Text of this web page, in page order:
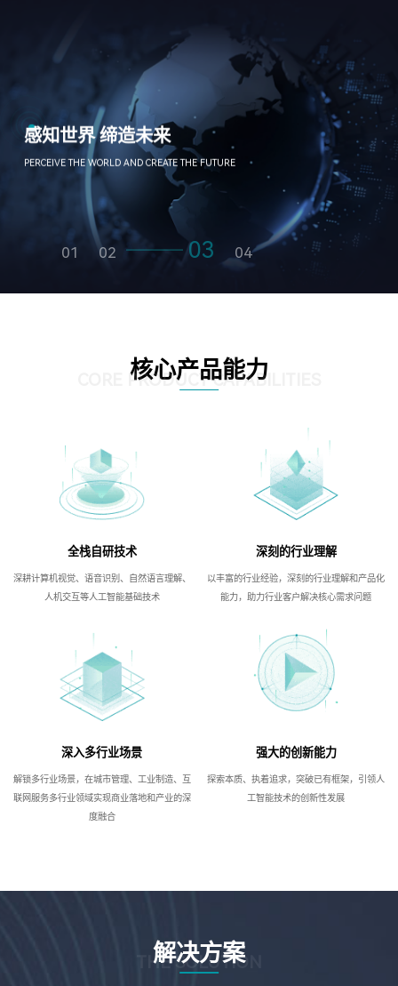
工匠精神+创新精神
双轮驱动 聚焦“智”造
硬科技 创未来
01 02 03 04
核心产品能力
CORE PRODUCT CAPABILITIES
全栈自研技术
深耕计算机视觉、语音识别、自然语言理解、
人机交互等人工智能基础技术
深刻的行业理解
以丰富的行业经验，深刻的行业理解和产品化
能力，助力行业客户解决核心需求问题
深入多行业场景
解锁多行业场景，在城市管理、工业制造、互
联网服务多行业领域实现商业落地和产业的深
度融合
强大的创新能力
探索本质、执着追求，突破已有框架，引领人
工智能技术的创新性发展
解决方案
THE SOLUTION